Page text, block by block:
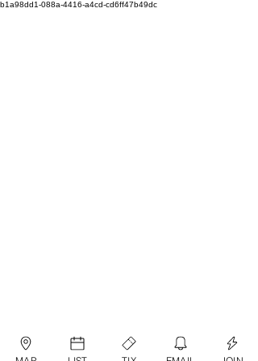
b1a98dd1-088a-4416-a4cd-cd6ff47b49dc